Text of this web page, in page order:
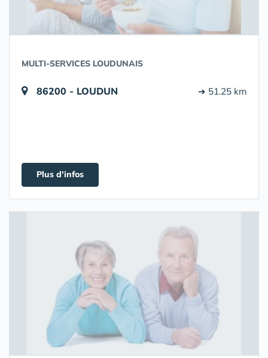
MULTI-SERVICES LOUDUNAIS
86200 - LOUDUN ➔ 51.25 km
Plus d'infos